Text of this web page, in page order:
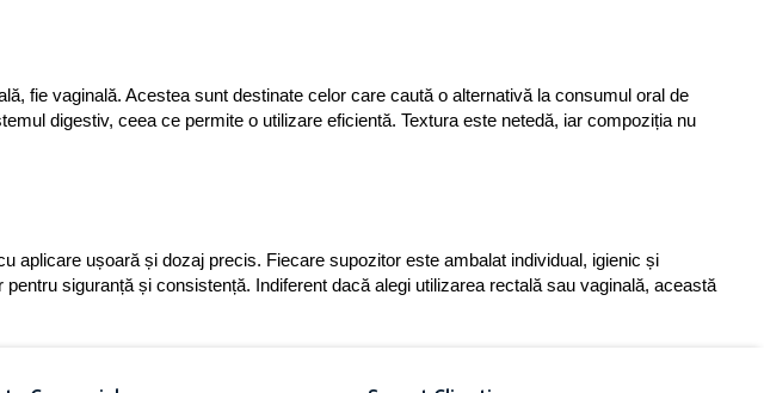
fie vaginală. Acestea sunt destinate celor care caută o alternativă la consumul oral de
digestiv, ceea ce permite o utilizare eficientă. Textura este netedă, iar compoziția nu
aplicare ușoară și dozaj precis. Fiecare supozitor este ambalat individual, igienic și
siguranță și consistență. Indiferent dacă alegi utilizarea rectală sau vaginală, această